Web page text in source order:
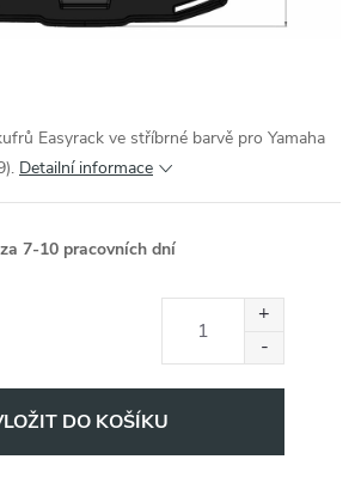
Easyrack ve stříbrné barvě pro Yamaha
Detailní informace
7-10 pracovních dní
DO KOŠÍKU